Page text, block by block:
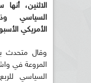
الاثنين،
السياسي
الأمريكي
وقال متحدث
المروعة في
السياسي